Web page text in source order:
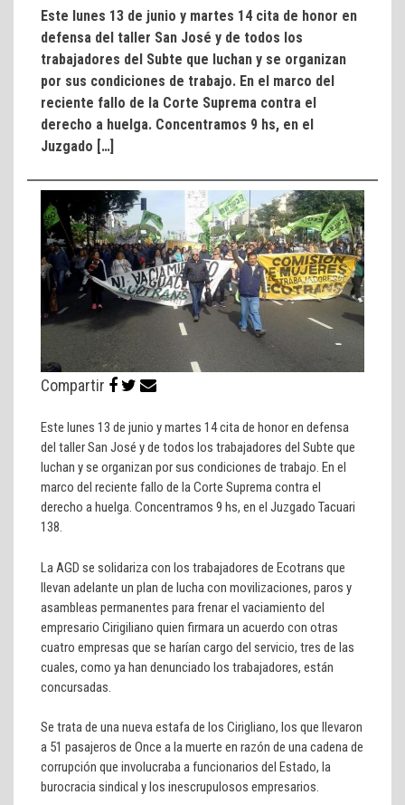
Este lunes 13 de junio y martes 14 cita de honor en
defensa del taller San José y de todos los
trabajadores del Subte que luchan y se organizan
por sus condiciones de trabajo. En el marco del
reciente fallo de la Corte Suprema contra el
derecho a huelga. Concentramos 9 hs, en el
Juzgado […]
Compartir
Este lunes 13 de junio y martes 14 cita de honor en defensa
del taller San José y de todos los trabajadores del Subte que
luchan y se organizan por sus condiciones de trabajo. En el
marco del reciente fallo de la Corte Suprema contra el
derecho a huelga. Concentramos 9 hs, en el Juzgado Tacuari
138.
La AGD se solidariza con los trabajadores de Ecotrans que
llevan adelante un plan de lucha con movilizaciones, paros y
asambleas permanentes para frenar el vaciamiento del
empresario Cirigiliano quien firmara un acuerdo con otras
cuatro empresas que se harían cargo del servicio, tres de las
cuales, como ya han denunciado los trabajadores, están
concursadas.
Se trata de una nueva estafa de los Cirigliano, los que llevaron
a 51 pasajeros de Once a la muerte en razón de una cadena de
corrupción que involucraba a funcionarios del Estado, la
burocracia sindical y los inescrupulosos empresarios.